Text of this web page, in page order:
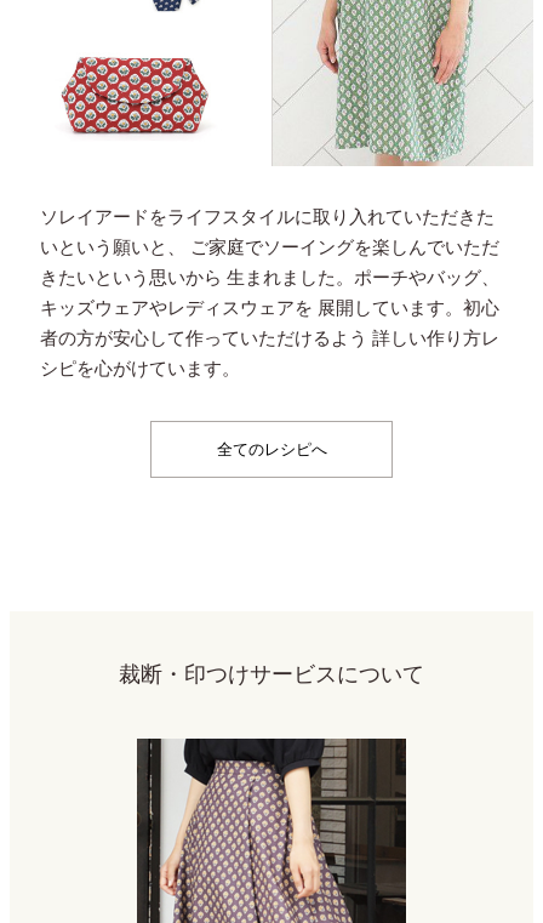
ソレイアードをライフスタイルに取り入れていただきた
いという願いと、
ご家庭でソーイングを楽しんでいただ
きたいという思いから 生まれました。ポーチやバッグ、
キッズウェアやレディスウェアを 展開しています。初心
者の方が安心して作っていただけるよう 詳しい作り方レ
シピを心がけています。
全てのレシピへ
裁断・印つけサービスについて